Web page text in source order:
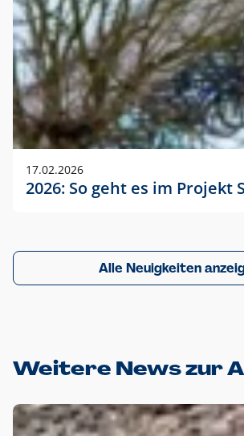
17.02.2026
2026: So geht es im Projekt
Alle Neuigkeiten
Weitere News zur